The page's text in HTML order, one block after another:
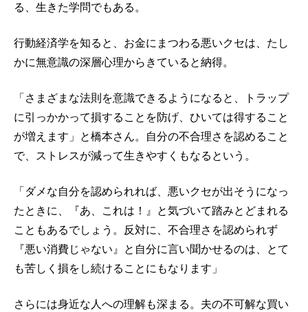
る、生きた学問でもある。
行動経済学を知ると、お金にまつわる悪いクセは、たし
かに無意識の深層心理からきていると納得。
「さまざまな法則を意識できるようになると、トラップ
に引っかかって損することを防げ、ひいては得すること
が増えます」と橋本さん。自分の不合理さを認めること
で、ストレスが減って生きやすくもなるという。
「ダメな自分を認められれば、悪いクセが出そうになっ
たときに、『あ、これは！』と気づいて踏みとどまれる
こともあるでしょう。反対に、不合理さを認められず
『悪い消費じゃない』と自分に言い聞かせるのは、とて
も苦しく損をし続けることにもなります」
さらには身近な人への理解も深まる。夫の不可解な買い